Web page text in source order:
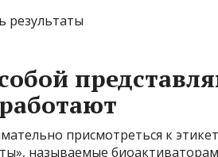
результаты
присмотреться к
называемые